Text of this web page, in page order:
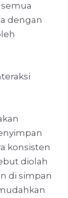
dengan
konsisten
diolah
di simpan